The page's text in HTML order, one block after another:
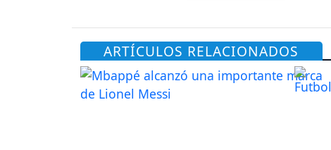
ARTÍCULOS RELACIONADOS